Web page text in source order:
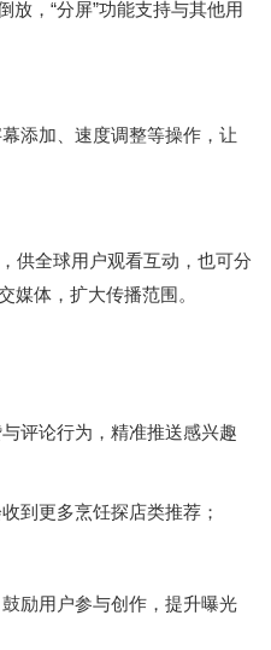
放，“分屏”功能支持与其他用
添加、速度调整等操作，让
供全球用户观看互动，也可分
媒体，扩大传播范围。
与评论行为，精准推送感兴趣
到更多烹饪探店类推荐；
励用户参与创作，提升曝光